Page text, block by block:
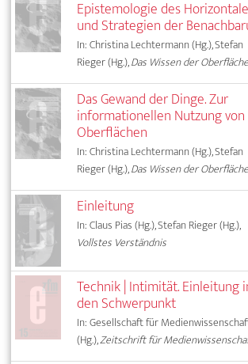
Epistemologie des
und Strategien der
In: Christina Lechtermann (Hg.), Stefan
Rieger (Hg.),Das Wissen der Oberfläche
Das Gewand der Dinge. Zur
informationellen Nutzung von
Oberflächen
In: Christina Lechtermann (Hg.), Stefan
Rieger (Hg.),Das Wissen der Oberfläche
Einleitung
In: Claus Pias (Hg.), Stefan Rieger (Hg.),
Vollstes Verständnis
Technik | Intimität. Einleitung
den Schwerpunkt
In: Gesellschaft für
(Hg.),Zeitschrift für